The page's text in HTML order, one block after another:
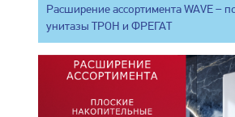
Расширение ассортимента WAVE –
унитазы ТРОН и ФРЕГАТ